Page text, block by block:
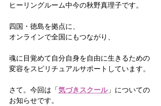
ヒーリングルーム中今の秋野真理子です。
四国・徳島を拠点に、
オンラインで全国にもつながり、
魂に目覚めて自分自身を自由に生きるための
変容をスピリチュアルサポートしています。
さて。今回は「気づきスクール」についての
お知らせです。